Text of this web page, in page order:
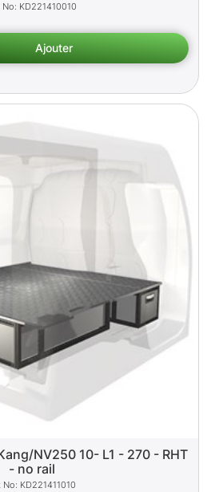
KD221410010
NV250 10- L1 - 270 - RHT
- no rail
KD221411010